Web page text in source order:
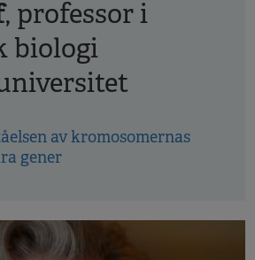
, professor i
biologi
av kromosomernas
gener